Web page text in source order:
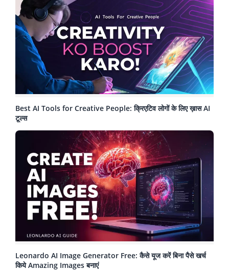
Best AI Tools for Creative People: क्रिएटिव लोगों के लिए ख़ास AI
टूल्स
Leonardo AI Image Generator Free: कैसे यूज करें बिना पैसे खर्च
किये Amazing Images बनाएं